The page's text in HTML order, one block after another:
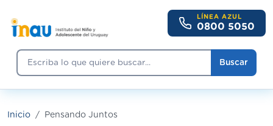
Buscar
Buscar
LÍNEA AZUL
0800 5050
Inicio Pensando Juntos